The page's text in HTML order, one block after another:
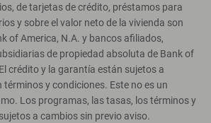
de tarjetas de crédito, préstamos para
y sobre el valor neto de la vivienda son
of America, N.A. y bancos afiliados,
de propiedad absoluta de Bank of
crédito y la garantía están sujetos a
términos y condiciones. Este no es un
Los programas, las tasas, los términos y
a cambios sin previo aviso.